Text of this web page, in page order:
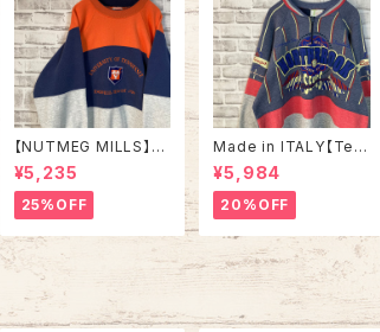
【NUTMEG MILLS】S
weat XL Made in US
A 90s “UNIVERSITY
OF TENNESSEE” vin
tage ナツメグミルズ カ
レッジモノ カレッジロゴ
テネシー大学 スウェット
トレーナー ヴィンテー
¥5,235
25%OFF
Made in ITALY【Teq
uila Boom】L/S Swe
at/Trainer XL 90s ハ
ーフジップスウェット ト
レーナー マルチカラー
レーシング イタリア製
Euro ユーロ 古着
¥5,984
20%OFF